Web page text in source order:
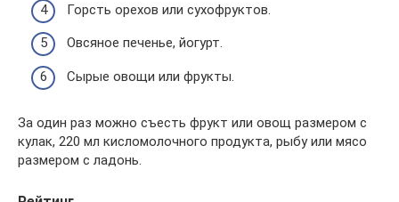
Горсть орехов или сухофруктов.
Овсяное печенье, йогурт.
Сырые овощи или фрукты.
За один раз можно съесть фрукт или овощ размером с
кулак, 220 мл кисломолочного продукта, рыбу или мясо
размером с ладонь.